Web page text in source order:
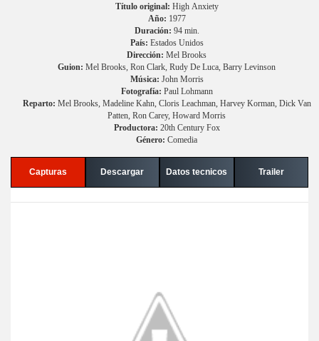
Título original: High Anxiety
Año: 1977
Duración: 94 min.
País: Estados Unidos
Dirección: Mel Brooks
Guion: Mel Brooks, Ron Clark, Rudy De Luca, Barry Levinson
Música: John Morris
Fotografía: Paul Lohmann
Reparto: Mel Brooks, Madeline Kahn, Cloris Leachman, Harvey Korman, Dick Van
Patten, Ron Carey, Howard Morris
Productora: 20th Century Fox
Género: Comedia
Capturas Descargar Datos tecnicos Trailer